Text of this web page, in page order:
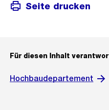
Seite drucken
Für diesen Inhalt
Hochbaudepartement